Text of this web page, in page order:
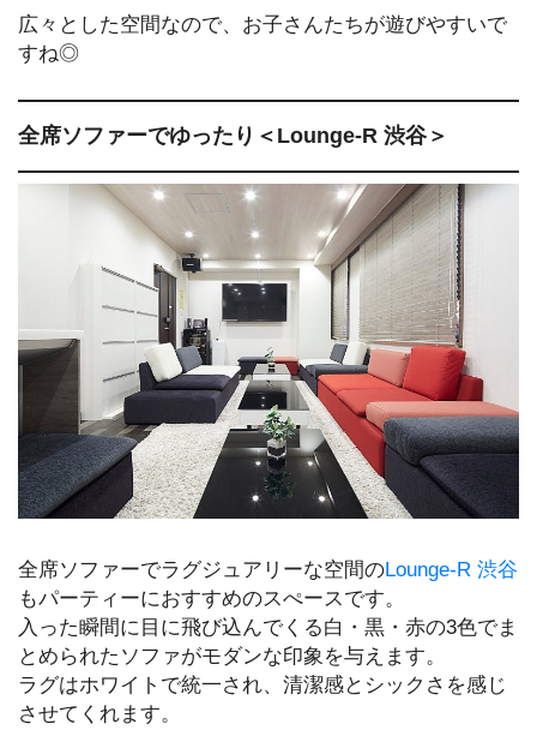
広々とした空間なので、お子さんたちが遊びやすいで
すね◎
全席ソファーでゆったり＜Lounge-R 渋谷＞
全席ソファーでラグジュアリーな空間のLounge-R 渋谷
もパーティーにおすすめのスぺースです。
入った瞬間に目に飛び込んでくる白・黒・赤の3色でま
とめられたソファがモダンな印象を与えます。
ラグはホワイトで統一され、清潔感とシックさを感じ
させてくれます。